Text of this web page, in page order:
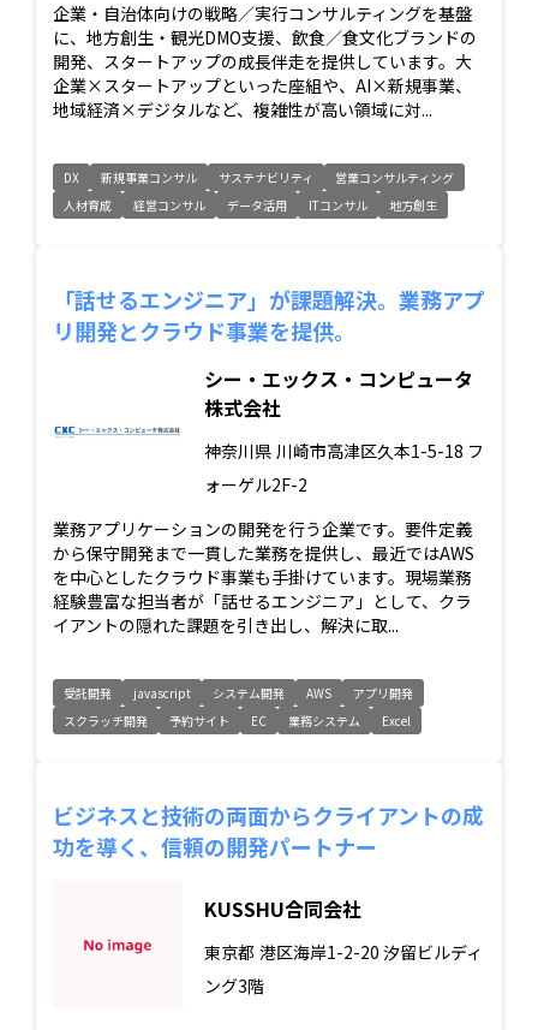
企業・自治体向けの戦略／実行コンサルティングを基盤
に、地方創生・観光DMO支援、飲食／食文化ブランドの
開発、スタートアップの成長伴走を提供しています。大
企業×スタートアップといった座組や、AI×新規事業、
地域経済×デジタルなど、複雑性が高い領域に対...
DX 新規事業コンサル サステナビリティ
営業コンサルティング
人材育成
経営コンサル データ活用 ITコンサル 地方創生
「話せるエンジニア」が課題解決。業務アプ
リ開発とクラウド事業を提供。
シー・エックス・コンピュータ
株式会社
神奈川県 川崎市高津区久本1-5-18 フ
ォーゲル2F-2
業務アプリケーションの開発を行う企業です。要件定義
から保守開発まで一貫した業務を提供し、最近ではAWS
を中心としたクラウド事業も手掛けています。現場業務
経験豊富な担当者が「話せるエンジニア」として、クラ
イアントの隠れた課題を引き出し、解決に取...
受託開発 javascript システム開発 AWS
アプリ開発
スクラッチ開発
予約サイト EC 業務システム Excel
ビジネスと技術の両面からクライアントの成
功を導く、信頼の開発パートナー
KUSSHU合同会社
東京都 港区海岸1-2-20 汐留ビルディ
ング3階